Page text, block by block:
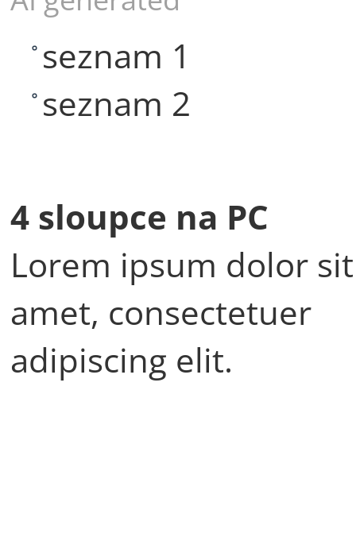
seznam 1
seznam 2
4 sloupce na PC
Lorem ipsum dolor sit
amet, consectetuer
adipiscing elit.